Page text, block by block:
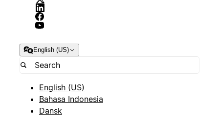
English (US)
English (US)
Bahasa Indonesia
Dansk